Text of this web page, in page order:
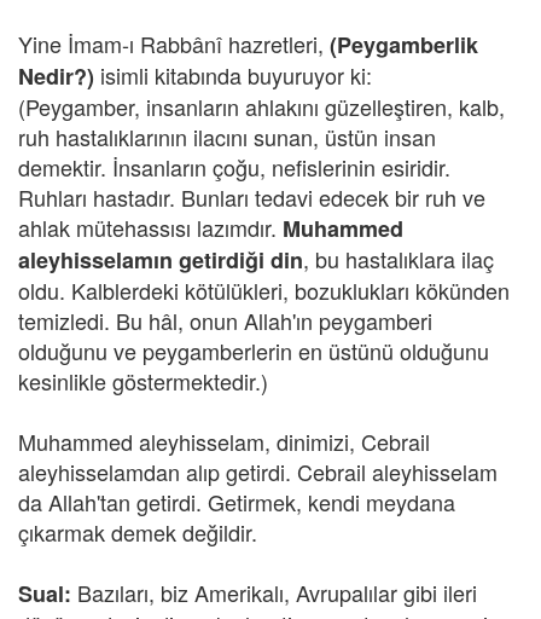
Yine İmam-ı Rabbânî hazretleri, (Peygamberlik
Nedir?) isimli kitabında buyuruyor ki:
(Peygamber, insanların ahlakını güzelleştiren, kalb,
ruh hastalıklarının ilacını sunan, üstün insan
demektir. İnsanların çoğu, nefislerinin esiridir.
Ruhları hastadır. Bunları tedavi edecek bir ruh ve
ahlak mütehassısı lazımdır. Muhammed
aleyhisselamın getirdiği din, bu hastalıklara ilaç
oldu. Kalblerdeki kötülükleri, bozuklukları kökünden
temizledi. Bu hâl, onun Allah'ın peygamberi
olduğunu ve peygamberlerin en üstünü olduğunu
kesinlikle göstermektedir.)
Muhammed aleyhisselam, dinimizi, Cebrail
aleyhisselamdan alıp getirdi. Cebrail aleyhisselam
da Allah'tan getirdi. Getirmek, kendi meydana
çıkarmak demek değildir.
Sual: Bazıları, biz Amerikalı, Avrupalılar gibi ileri